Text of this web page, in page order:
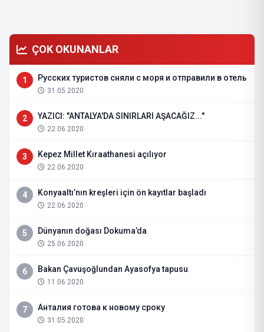
ÇOK OKUNANLAR
1 Русских туристов сняли с моря и отправили в отель
31.05.2020
2 YAZICI: "ANTALYA'DA SINIRLARI AŞACAĞIZ..."
22.06.2020
3 Kepez Millet Kıraathanesi açılıyor
22.06.2020
4 Konyaaltı’nın kreşleri için ön kayıtlar başladı
22.06.2020
5 Dünyanın doğası Dokuma’da
25.06.2020
6 Bakan Çavuşoğlundan Ayasofya tapusu
11.06.2020
7 Анталия готова к новому сроку
31.05.2020